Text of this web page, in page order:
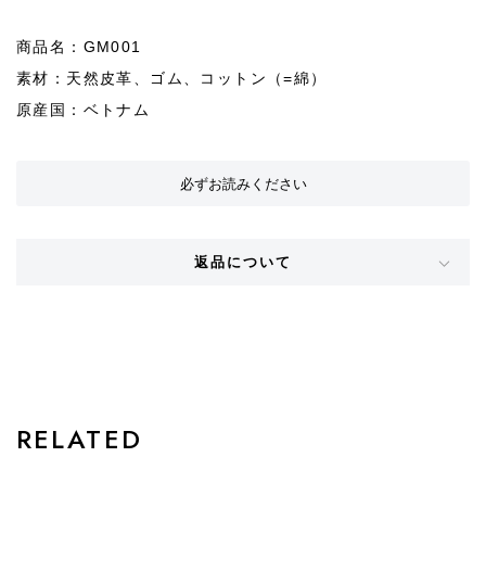
商品名：GM001
素材：天然皮革、ゴム、コットン（=綿）
原産国：ベトナム
必ずお読みください
返品について
RELATED